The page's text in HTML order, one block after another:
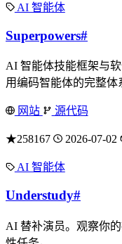
AI 智能体
Superpowers#
AI 智能体技能框架与
用编码智能体的完整体
网站 源代码
★258167 2026-07-02
AI 智能体
Understudy#
AI 替补演员。观察你